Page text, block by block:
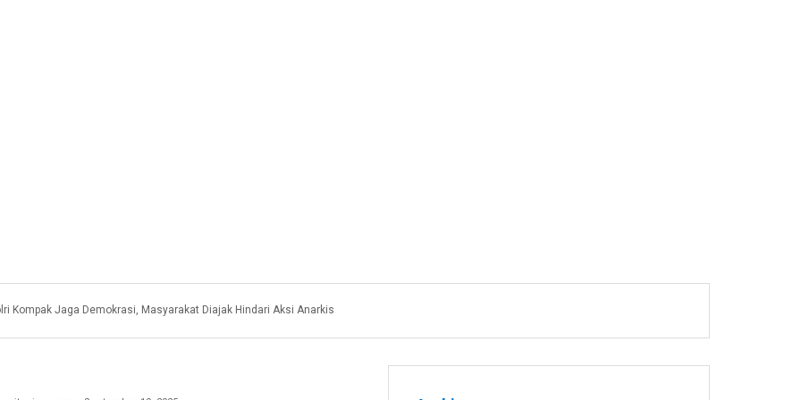
Kompak Jaga Demokrasi, Masyarakat Diajak Hindari Aksi Anarkis